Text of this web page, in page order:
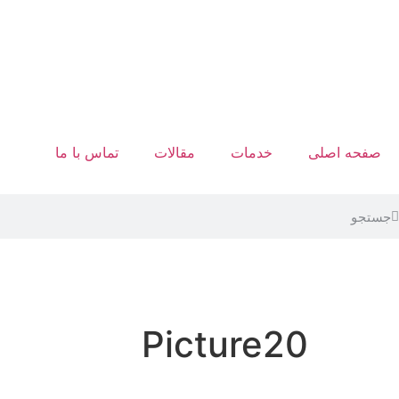
صفحه اصلی خدمات مقالات تماس با ما
Picture20